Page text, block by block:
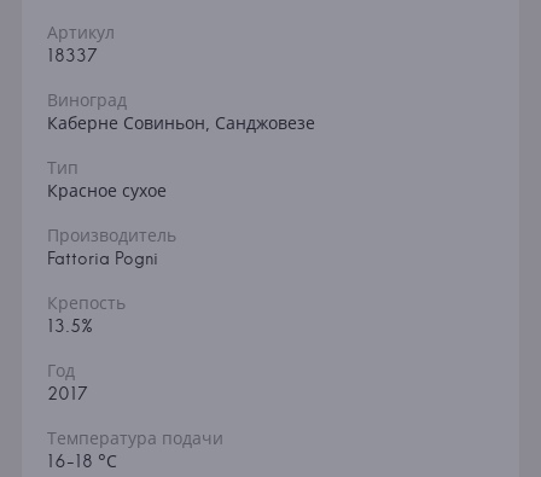
Артикул
18337
Виноград
Каберне Совиньон, Санджовезе
Тип
Красное сухое
Производитель
Fattoria Pogni
Крепость
13.5%
Год
2017
Температура подачи
16-18 °С